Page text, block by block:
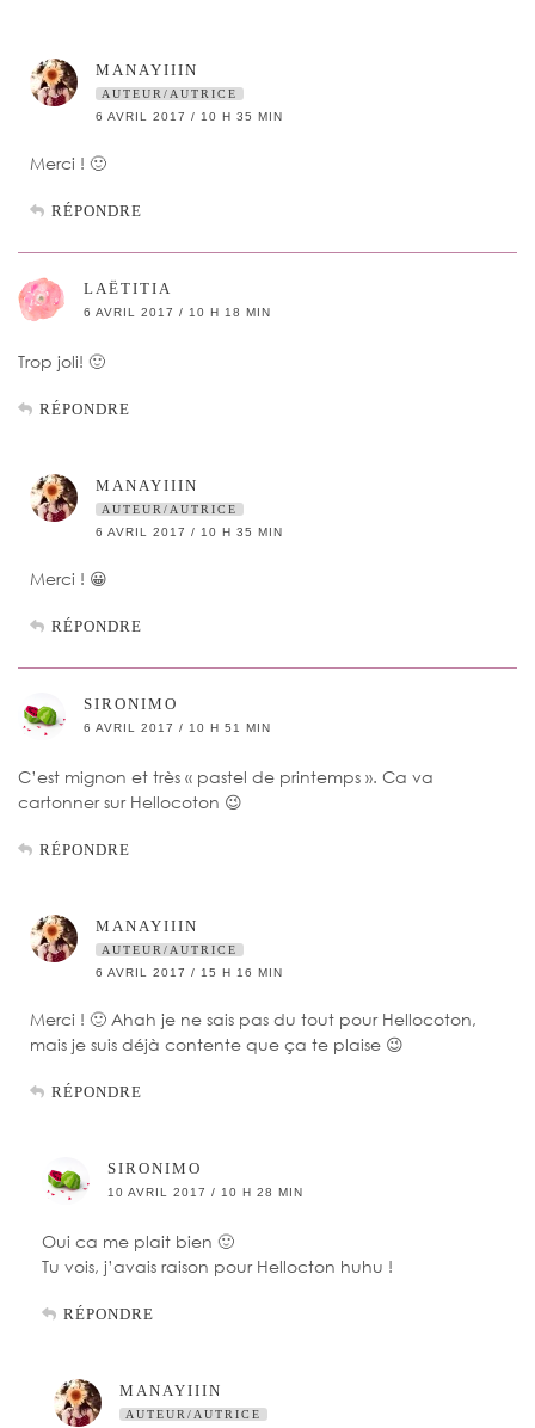
MANAYIIIN
AUTEUR/AUTRICE
6 AVRIL 2017 / 10 H 35 MIN
Merci ! 🙂
RÉPONDRE
LAËTITIA
6 AVRIL 2017 / 10 H 18 MIN
Trop joli! 🙂
RÉPONDRE
MANAYIIIN
AUTEUR/AUTRICE
6 AVRIL 2017 / 10 H 35 MIN
Merci ! 😀
RÉPONDRE
SIRONIMO
6 AVRIL 2017 / 10 H 51 MIN
C’est mignon et très « pastel de printemps ». Ca va
cartonner sur Hellocoton 😉
RÉPONDRE
MANAYIIIN
AUTEUR/AUTRICE
6 AVRIL 2017 / 15 H 16 MIN
Merci ! 🙂 Ahah je ne sais pas du tout pour Hellocoton,
mais je suis déjà contente que ça te plaise 😉
RÉPONDRE
SIRONIMO
10 AVRIL 2017 / 10 H 28 MIN
Oui ca me plait bien 🙂
Tu vois, j’avais raison pour Hellocton huhu !
RÉPONDRE
MANAYIIIN
AUTEUR/AUTRICE